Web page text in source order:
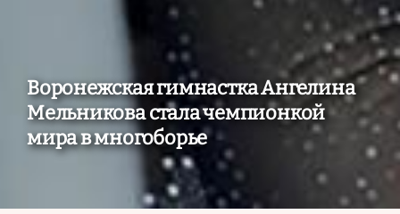
Воронежская гимнастка Ангелина
Мельникова стала чемпионкой
мира в многоборье